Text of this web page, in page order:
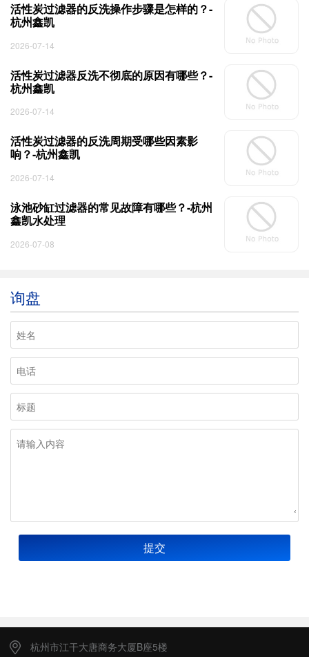
活性炭过滤器的反洗操作步骤是怎样的？-
杭州鑫凯
2026-07-14
活性炭过滤器反洗不彻底的原因有哪些？-
杭州鑫凯
2026-07-14
活性炭过滤器的反洗周期受哪些因素影
响？-杭州鑫凯
2026-07-14
泳池砂缸过滤器的常见故障有哪些？-杭州
鑫凯水处理
2026-07-08
询盘
提交
杭州市江干大唐商务大厦B座5楼